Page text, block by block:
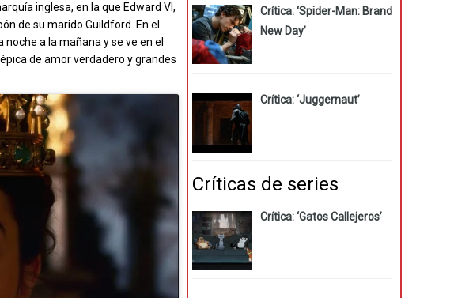
inglesa, en la que Edward VI,
de su marido Guildford. En el
a la mañana y se ve en el
de amor verdadero y grandes
Crítica: ‘Spider-Man: Brand
New Day’
Crítica: ‘Juggernaut’
Críticas de series
Crítica: ‘Gatos Callejeros’